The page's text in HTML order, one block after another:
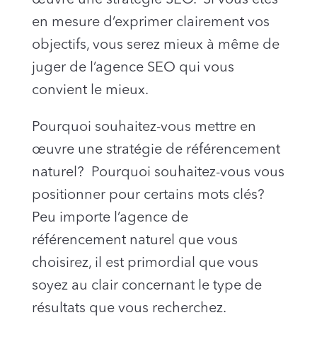
en mesure d’exprimer clairement vos
objectifs, vous serez mieux à même de
juger de l’agence SEO qui vous
convient le mieux.
Pourquoi souhaitez-vous mettre en
œuvre une stratégie de référencement
naturel? Pourquoi souhaitez-vous vous
positionner pour certains mots clés?
Peu importe l’agence de
référencement naturel que vous
choisirez, il est primordial que vous
soyez au clair concernant le type de
résultats que vous recherchez.